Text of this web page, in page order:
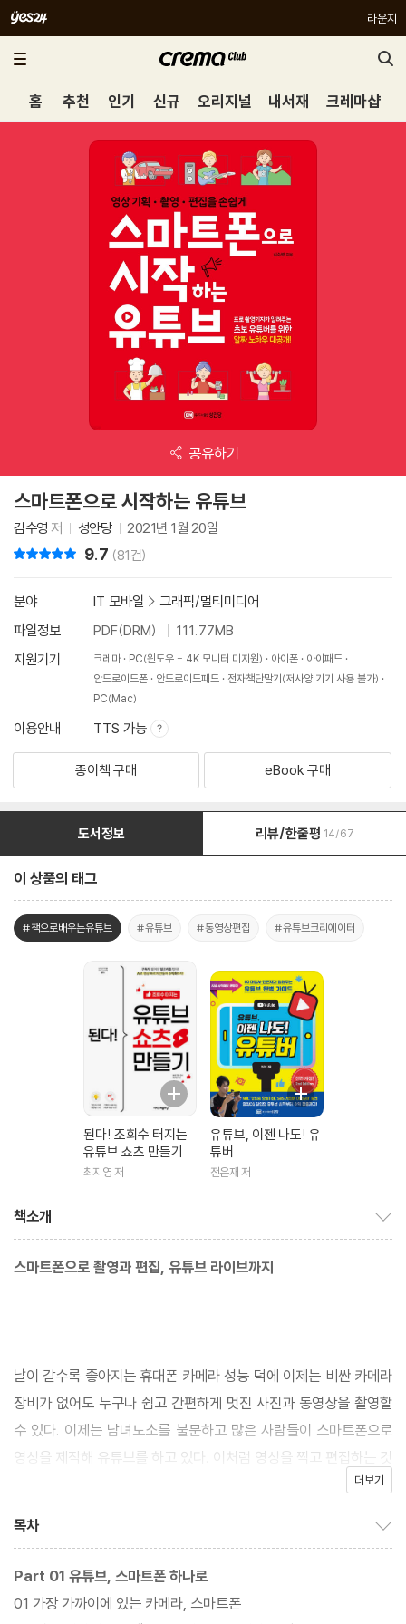
라운지
홈 추천 인기 신규 오리지널 내서재 크레마샵
공유하기
스마트폰으로 시작하는 유튜브
김수영 저 성안당 2021년 1월 20일
9.7 (81건)
분야 IT 모바일 > 그래픽/멀티미디어
파일정보
PDF(DRM)
111.77MB
지원기기
크레마 PC(윈도우 - 4K 모니터 미지원) 아이폰
아이패드
안드로이드폰
안드로이드패드
전자책단말기(저사양 기기 사용 불가)
PC(Mac)
이용안내 TTS 가능
종이책 구매 eBook 구매
도서정보 리뷰/한줄평 14/67
이 상품의 태그
#책으로배우는유튜브 #유튜브 #동영상편집 #유튜브크리에이터
된다! 조회수 터지는
유튜브 쇼츠 만들기
최지영 저
유튜브, 이젠 나도! 유
튜버
전은재 저
책소개
스마트폰으로 촬영과 편집, 유튜브 라이브까지
날이 갈수록 좋아지는 휴대폰 카메라 성능 덕에 이제는 비싼 카메라
장비가 없어도 누구나 쉽고 간편하게 멋진 사진과 동영상을 촬영할
수 있다. 이제는 남녀노소를 불문하고 많은 사람들이 스마트폰으로
영상을 제작해 유튜브를 하고 있다. 이처럼 영상을 찍고 편집하는 것
은 결코 어려운 일이 아니다. 영상 촬영과 편집은 몇 가지 기본기만
이 책에서는 단순히 ‘사진과 영상 촬영은 이렇게 해야 한다’라는 기
더보기
목차
Part 01 유튜브, 스마트폰 하나로
01 가장 가까이에 있는 카메라, 스마트폰